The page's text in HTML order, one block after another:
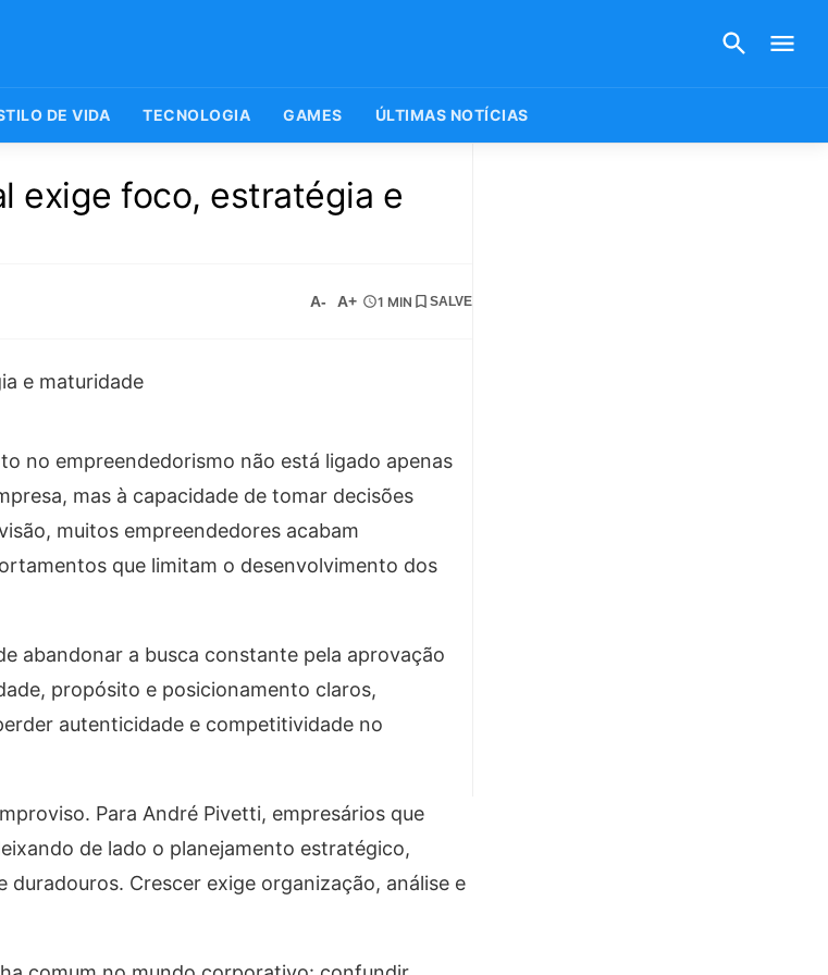
DE VIDA TECNOLOGIA GAMES ÚLTIMAS NOTÍCIAS
exige foco, estratégia e
A- A+ 1 MIN SALVE
no empreendedorismo não está ligado apenas
mas à capacidade de tomar decisões
muitos empreendedores acabam
que limitam o desenvolvimento dos
abandonar a busca constante pela aprovação
propósito e posicionamento claros,
autenticidade e competitividade no
Para André Pivetti, empresários que
de lado o planejamento estratégico,
Crescer exige organização, análise e